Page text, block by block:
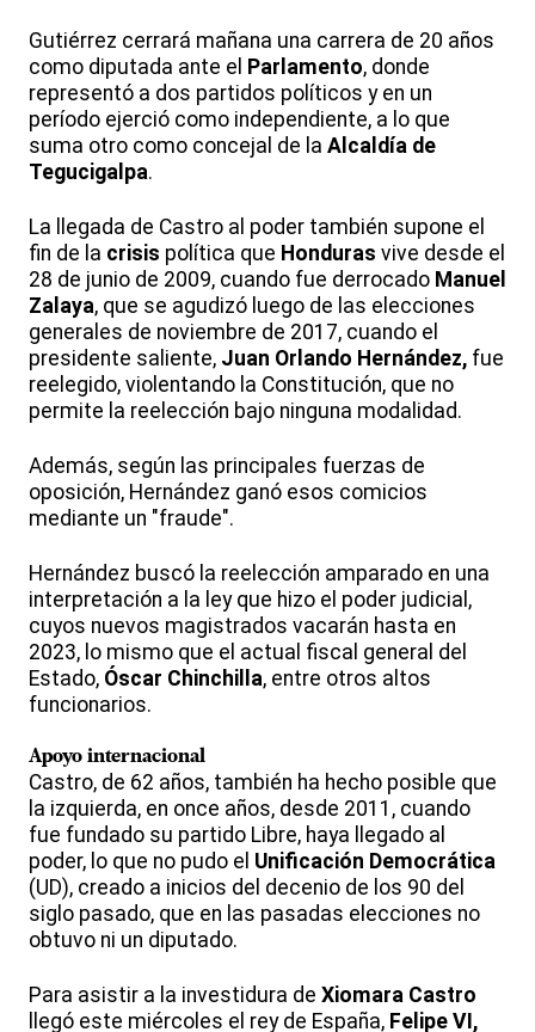
Gutiérrez cerrará mañana una carrera de 20 años
como diputada ante el Parlamento, donde
representó a dos partidos políticos y en un
período ejerció como independiente, a lo que
suma otro como concejal de la Alcaldía de
Tegucigalpa.
La llegada de Castro al poder también supone el
fin de la crisis política que Honduras vive desde el
28 de junio de 2009, cuando fue derrocado Manuel
Zalaya, que se agudizó luego de las elecciones
generales de noviembre de 2017, cuando el
presidente saliente, Juan Orlando Hernández, fue
reelegido, violentando la Constitución, que no
permite la reelección bajo ninguna modalidad.
Además, según las principales fuerzas de
oposición, Hernández ganó esos comicios
mediante un "fraude".
Hernández buscó la reelección amparado en una
interpretación a la ley que hizo el poder judicial,
cuyos nuevos magistrados vacarán hasta en
2023, lo mismo que el actual fiscal general del
Estado, Óscar Chinchilla, entre otros altos
funcionarios.
Apoyo internacional
Castro, de 62 años, también ha hecho posible que
la izquierda, en once años, desde 2011, cuando
fue fundado su partido Libre, haya llegado al
poder, lo que no pudo el Unificación Democrática
(UD), creado a inicios del decenio de los 90 del
siglo pasado, que en las pasadas elecciones no
obtuvo ni un diputado.
Para asistir a la investidura de Xiomara Castro
llegó este miércoles el rey de España, Felipe VI,